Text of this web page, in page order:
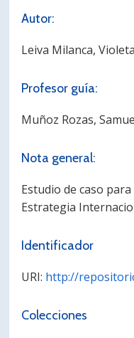
Postulantes
Estudiantes
Autor:
Leiva Milanca,
Profesor guía:
Muñoz Rozas,
Nota general:
Estudio de caso
Estrategia
Identificador
URI: http://
Colecciones